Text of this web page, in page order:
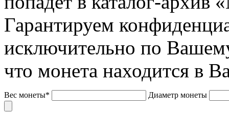
Гарантируем
исключительно по
что монета находится в
Вес монеты* Диаметр монеты